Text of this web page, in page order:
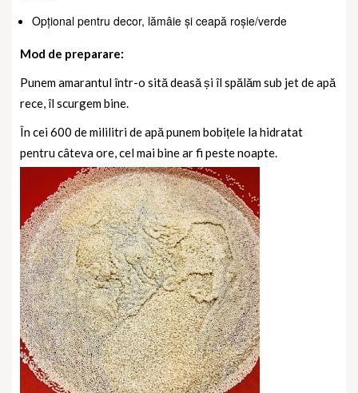
Opțional pentru decor, lămâie și ceapă roșie/verde
Mod de preparare:
Punem amarantul într-o sită deasă și îl spălăm sub jet de apă
rece, îl scurgem bine.
În cei 600 de mililitri de apă punem bobițele la hidratat
pentru câteva ore, cel mai bine ar fi peste noapte.